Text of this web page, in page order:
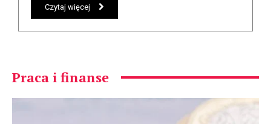
Czytaj więcej
Praca i finanse